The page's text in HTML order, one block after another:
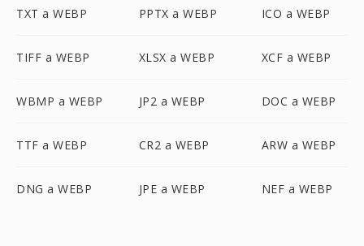
TXT a WEBP PPTX a WEBP ICO a WEBP
TIFF a WEBP XLSX a WEBP XCF a WEBP
WBMP a WEBP JP2 a WEBP DOC a WEBP
TTF a WEBP CR2 a WEBP ARW a WEBP
DNG a WEBP JPE a WEBP NEF a WEBP